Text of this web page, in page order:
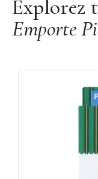
Explorez
Emporte